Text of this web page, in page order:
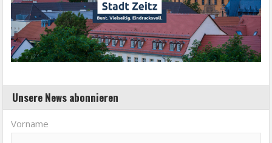
Unsere News abonnieren
Vorname